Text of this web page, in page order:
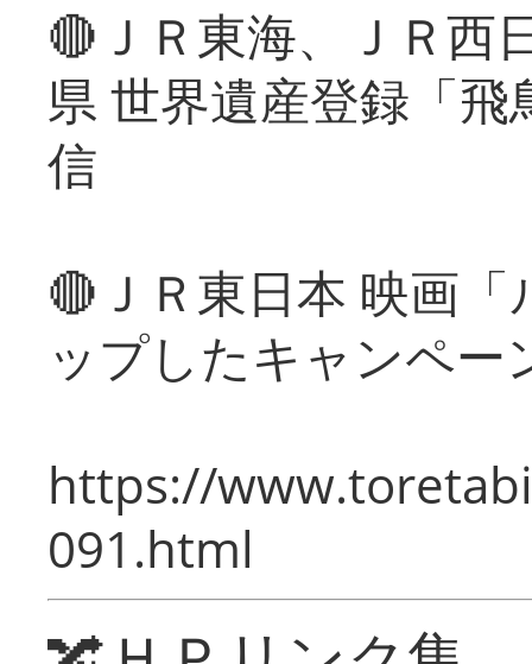
🔴ＪＲ東海、ＪＲ西
県 世界遺産登録「
信
🔴ＪＲ東日本 映画
ップしたキャンペー
https://
091.html